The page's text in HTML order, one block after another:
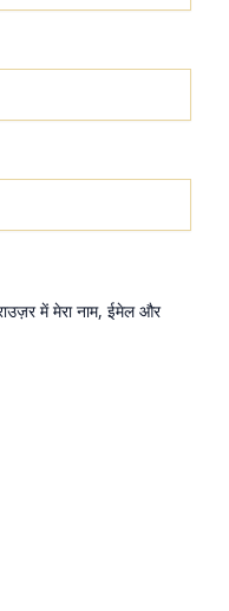
में मेरा नाम, ईमेल और